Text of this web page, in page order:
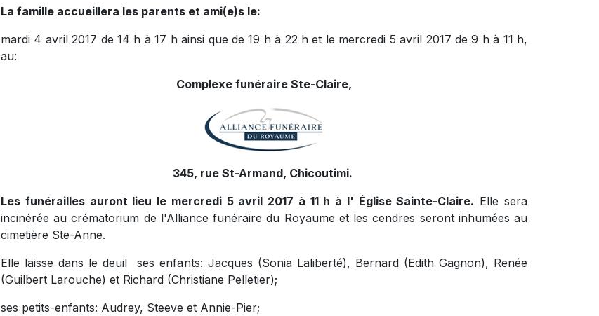
La famille accueillera les parents et ami(e)s le:
mardi 4 avril 2017 de 14 h à 17 h ainsi que de 19 h à 22 h et le mercredi 5 avril 2017 de 9 h à 11 h,
au:
Complexe funéraire Ste-Claire,
345, rue St-Armand, Chicoutimi.
Les funérailles auront lieu le mercredi 5 avril 2017 à 11 h à l' Église Sainte-Claire. Elle sera
incinérée au crématorium de l'Alliance funéraire du Royaume et les cendres seront inhumées au
cimetière Ste-Anne.
Elle laisse dans le deuil ses enfants: Jacques (Sonia Laliberté), Bernard (Edith Gagnon), Renée
(Guilbert Larouche) et Richard (Christiane Pelletier);
ses petits-enfants: Audrey, Steeve et Annie-Pier;